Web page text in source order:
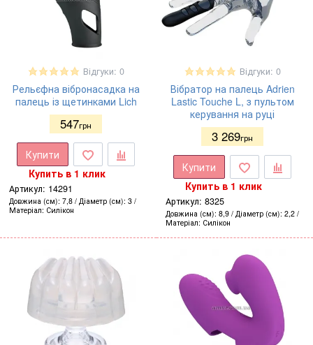
Відгуки: 0
Рельєфна вібронасадка на
палець із щетинками Lich
547грн
Купити
Купить в 1 клик
Артикул: 14291
Довжина (см) 7,8 Діаметр (см) 3
Матеріал Силікон
Відгуки: 0
Вібратор на палець Adrien
Lastic Touche L, з пультом
керування на руці
3 269грн
Купити
Купить в 1 клик
Артикул: 8325
Довжина (см) 8,9 Діаметр (см) 2,2
Матеріал Силікон